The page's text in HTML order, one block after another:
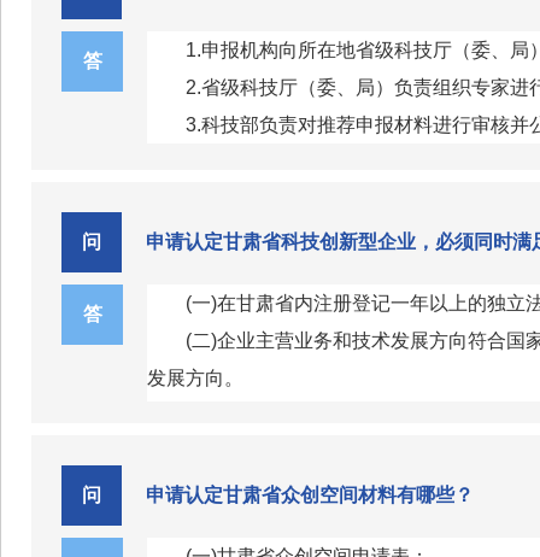
答
1.申报机构向所在地省级科技厅（委、局
2.省级科技厅（委、局）负责组织专家
3.科技部负责对推荐申报材料进行审核
问 申请认定甘肃省科技创新型企业，必须同时满
答
(一)在甘肃省内注册登记一年以上的独立
(二)企业主营业务和技术发展方向符合国
发展方向。
(五)企业依托技术创新、自主知识产权或
问 申请认定甘肃省众创空间材料有哪些？